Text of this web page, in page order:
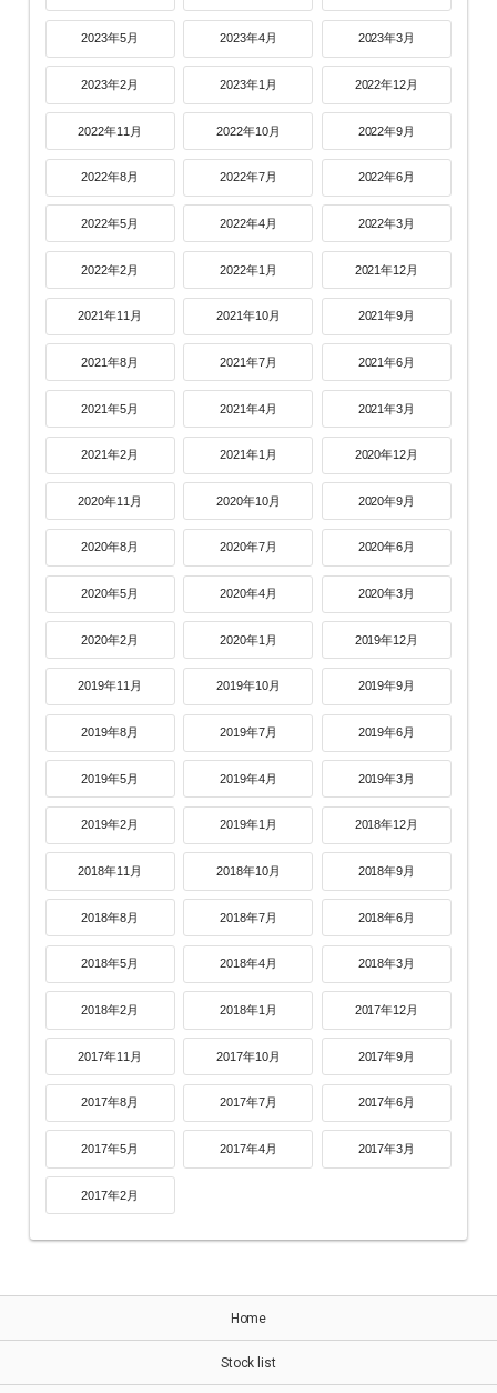
2023年5月 2023年4月 2023年3月
2023年2月 2023年1月 2022年12月
2022年11月 2022年10月 2022年9月
2022年8月 2022年7月 2022年6月
2022年5月 2022年4月 2022年3月
2022年2月 2022年1月 2021年12月
2021年11月 2021年10月 2021年9月
2021年8月 2021年7月 2021年6月
2021年5月 2021年4月 2021年3月
2021年2月 2021年1月 2020年12月
2020年11月 2020年10月 2020年9月
2020年8月 2020年7月 2020年6月
2020年5月 2020年4月 2020年3月
2020年2月 2020年1月 2019年12月
2019年11月 2019年10月 2019年9月
2019年8月 2019年7月 2019年6月
2019年5月 2019年4月 2019年3月
2019年2月 2019年1月 2018年12月
2018年11月 2018年10月 2018年9月
2018年8月 2018年7月 2018年6月
2018年5月 2018年4月 2018年3月
2018年2月 2018年1月 2017年12月
2017年11月 2017年10月 2017年9月
2017年8月 2017年7月 2017年6月
2017年5月 2017年4月 2017年3月
2017年2月
Home
Stock list